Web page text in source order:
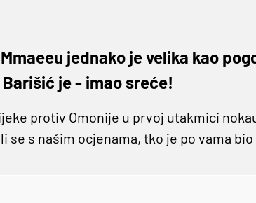
jednako je velika kao
je - imao sreće!
protiv Omonije u prvoj utakmici
se s našim ocjenama, tko je po vama